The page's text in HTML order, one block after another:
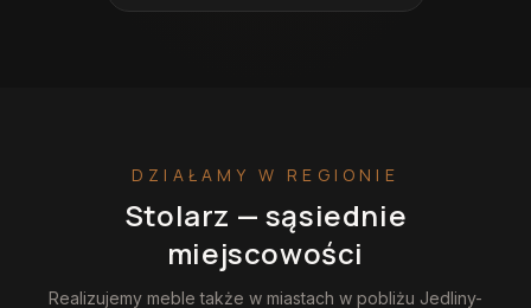
DZIAŁAMY W REGIONIE
Stolarz — sąsiednie
miejscowości
Realizujemy meble także w miastach w pobliżu Jedliny-